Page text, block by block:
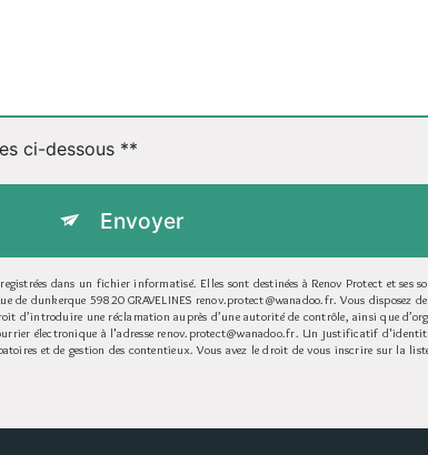
ci-dessous **
Envoyer
dans un fichier informatisé. Elles sont destinées à Renov Protect et ses
de dunkerque 59820 GRAVELINES renov.protect@wanadoo.fr. Vous disposez
une réclamation auprès d’une autorité de contrôle, ainsi que
électronique à l'adresse renov.protect@wanadoo.fr. Un justificatif
et de gestion des contentieux. Vous avez le droit de vous inscrire sur la